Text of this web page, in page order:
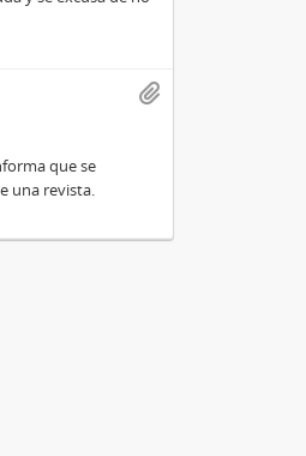
que se
una revista.